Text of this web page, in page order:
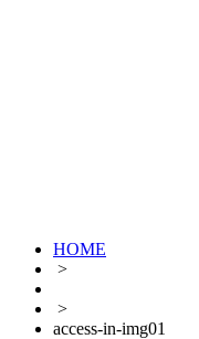
HOME
>
>
access-in-img01